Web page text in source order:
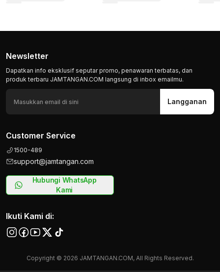
Newsletter
Dapatkan info eksklusif seputar promo, penawaran terbatas, dan
produk terbaru JAMTANGAN.COM langsung di inbox emailmu.
Langganan
Customer Service
1500-489
support@jamtangan.com
Hubungi WhatsApp
Kami
Ikuti Kami di:
Copyright © 2026 JAMTANGAN.COM, All Rights Reserved.